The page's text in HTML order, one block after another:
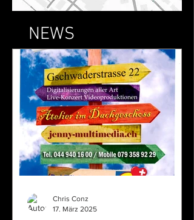
NEWS
Chris Conz
17. März 2025